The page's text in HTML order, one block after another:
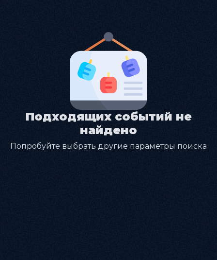
Подходящих событий не
найдено
Попробуйте выбрать другие параметры поиска